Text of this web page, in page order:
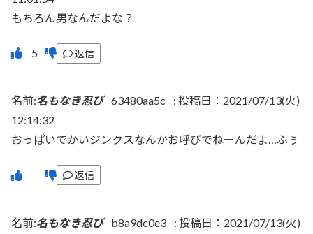
もちろん男なんだよな？
返信
名前:名もなき忍び 63480aa5c : 投稿日：2021/07/13(火)
12:14:32
おっぱいでかいジンクスなんかお呼びでねーんだよ…ふぅ
返信
名前:名もなき忍び b8a9dc0e3 : 投稿日：2021/07/13(火)